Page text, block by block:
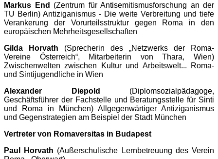
Markus End (Zentrum für Antisemitismusforschung an der
TU Berlin) Antiziganismus - Die weite Verbreitung und tiefe
Verankerung der Vorurteilsstruktur gegen Roma in den
europäischen Mehrheitsgesellschaften
Gilda Horvath (Sprecherin des „Netzwerks der Roma-
Vereine Österreich“, Mitarbeiterin von Thara, Wien)
Zwischenwelten zwischen Kultur und Arbeitswelt... Roma-
und Sintijugendliche in Wien
Alexander Diepold (Diplomsozialpädagoge,
Geschäftsführer der Fachstelle und Beratungsstelle für Sinti
und Roma in München) Allgegenwärtiger Antiziganismus
und Gegenstrategien am Beispiel der Stadt München
Vertreter von Romaversitas in Budapest
Paul Horvath (Außerschulische Lernbetreuung des Verein